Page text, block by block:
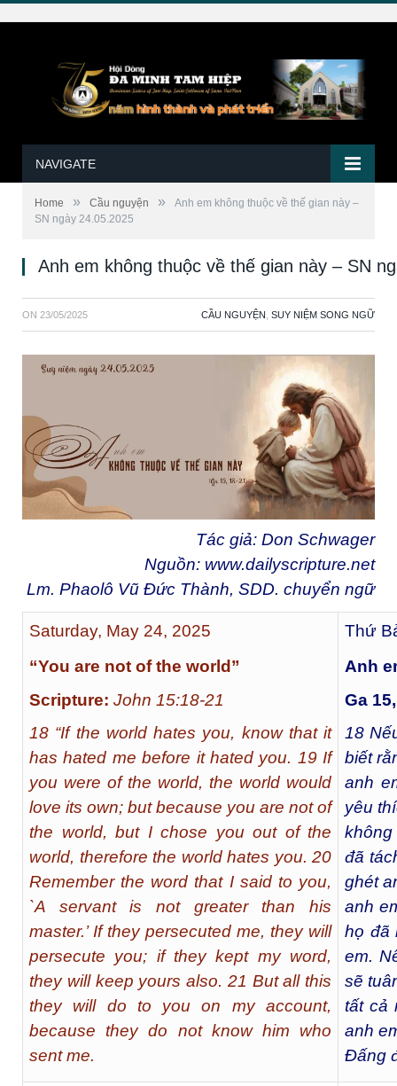
NAVIGATE
Home » Cầu nguyện »
Anh em không thuộc về thế gian này –
SN ngày 24.05.2025
Anh em không thuộc về thế gian này – SN
ON 23/05/2025 CẦU NGUYỆN SUY NIỆM SONG NGỮ
Tác giả: Don Schwager
Nguồn: www.dailyscripture.net
Lm. Phaolô Vũ Đức Thành, SDD. chuyển ngữ
Saturday, May 24, 2025
“You are not of the world”
Scripture: John 15:18-21
18 “If the world hates you, know that it
has hated me before it hated you. 19 If
you were of the world, the world would
love its own; but because you are not of
the world, but I chose you out of the
world, therefore the world hates you. 20
Remember the word that I said to you,
`A servant is not greater than his
master.’ If they persecuted me, they will
persecute you; if they kept my word,
they will keep yours also. 21 But all this
they will do to you on my account,
because they do not know him who
sent me.
Thứ
Anh
Ga
18
biết
anh
yêu
đã
ghét
anh
họ đã
em.
sẽ
tất cả
anh
Đấng